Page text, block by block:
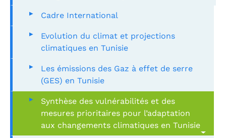
Cadre International
Evolution du climat et projections
climatiques en Tunisie
Les émissions des Gaz à effet de serre
(GES) en Tunisie
Synthèse des vulnérabilités et des
mesures prioritaires pour l’adaptation
aux changements climatiques en Tunisie